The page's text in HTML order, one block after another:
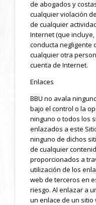
de abogados y
cualquier violación
de cualquier
Internet (que
conducta negligente
cualquier otra
cuenta de Internet.
Enlaces
BBU no avala
bajo el control o la
ninguno o todos los
enlazados a este
ninguno de dichos
de cualquier
proporcionados a
utilización de los
web de terceros en
riesgo. Al enlazar a
un enlace de un sitio